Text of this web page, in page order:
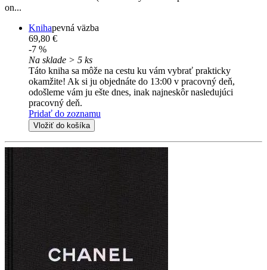
on...
Knihapevná väzba
69,80 €
-7 %
Na sklade > 5 ks
Táto kniha sa môže na cestu ku vám vybrať prakticky
okamžite! Ak si ju objednáte do 13:00 v pracovný deň,
odošleme vám ju ešte dnes, inak najneskôr nasledujúci
pracovný deň.
Pridať do zoznamu
Vložiť do košíka